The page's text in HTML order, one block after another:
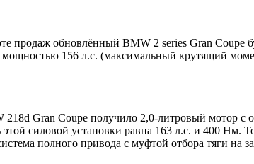
продаж обновлённый BMW 2 series Gran Coupe
156 л.с. (максимальный крутящий
218d Gran Coupe получило 2,0-литровый мотор с
силовой установки равна 163 л.с. и 400
полного привода с муфтой отбора тяги на